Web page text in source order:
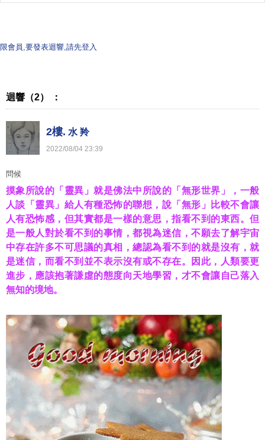
限會員,要發表迴響,請先登入
迴響（2） ：
2樓. 水 羚
2022/08/04 23:39
問候
摸象所說的「靈異」就是佛法中所說的「無形世界」，一般
人談「靈異」給人有種恐怖的聯想，說「無形」比較不會讓
人有恐怖感，但其實都是一樣的意思，指看不到的東西。但
是一般人對於看不到的事情，都視為迷信，不願去了解宇宙
中存在許多不可思議的真相，總認為看不到的就是沒有，就
是迷信，而看不到並不表示沒有或不存在。因此，人類要更
進步，應該抱著謙虛的態度向天地學習，才不會讓自己落入
無知的境地。